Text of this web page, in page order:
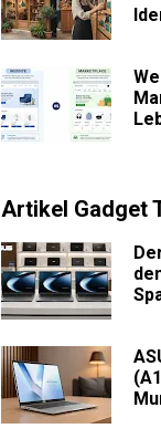
Artikel Gadget